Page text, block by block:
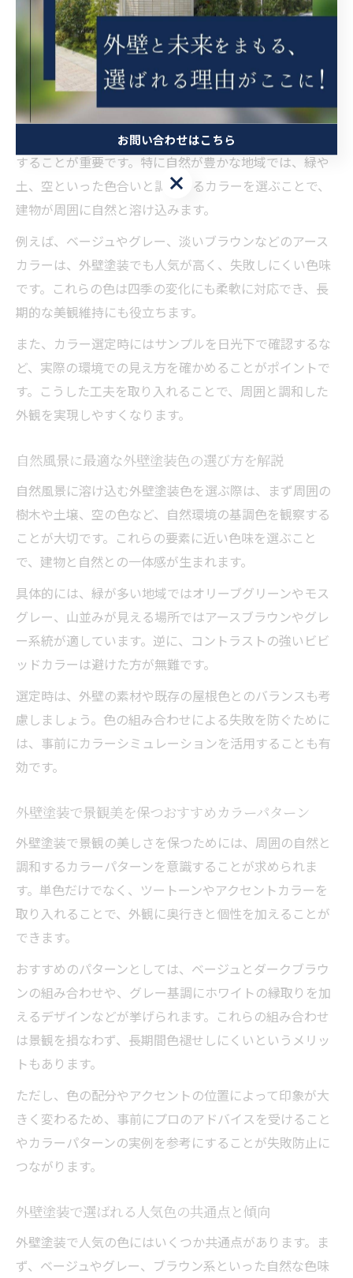
周囲に馴染む外壁塗装はどんな色
が最適か
外壁塗装で周囲に溶け込むカラー選定の極意
外壁塗装で自然風景と美しく調和させるためには、周囲
の環境や建物の素材、光の当たり方などを総合的に考慮
することが重要です。特に自然が豊かな地域では、緑や
土、空といった色合いと調和するカラーを選ぶことで、
建物が周囲に自然と溶け込みます。
例えば、ベージュやグレー、淡いブラウンなどのアース
カラーは、外壁塗装でも人気が高く、失敗しにくい色味
です。これらの色は四季の変化にも柔軟に対応でき、長
期的な美観維持にも役立ちます。
また、カラー選定時にはサンプルを日光下で確認するな
ど、実際の環境での見え方を確かめることがポイントで
す。こうした工夫を取り入れることで、周囲と調和した
外観を実現しやすくなります。
自然風景に最適な外壁塗装色の選び方を解説
自然風景に溶け込む外壁塗装色を選ぶ際は、まず周囲の
樹木や土壌、空の色など、自然環境の基調色を観察する
ことが大切です。これらの要素に近い色味を選ぶこと
で、建物と自然との一体感が生まれます。
具体的には、緑が多い地域ではオリーブグリーンやモス
グレー、山並みが見える場所ではアースブラウンやグレ
ー系統が適しています。逆に、コントラストの強いビビ
ッドカラーは避けた方が無難です。
選定時は、外壁の素材や既存の屋根色とのバランスも考
慮しましょう。色の組み合わせによる失敗を防ぐために
は、事前にカラーシミュレーションを活用することも有
効です。
外壁塗装で景観美を保つおすすめカラーパターン
外壁塗装で景観の美しさを保つためには、周囲の自然と
調和するカラーパターンを意識することが求められま
す。単色だけでなく、ツートーンやアクセントカラーを
取り入れることで、外観に奥行きと個性を加えることが
できます。
おすすめのパターンとしては、ベージュとダークブラウ
ンの組み合わせや、グレー基調にホワイトの縁取りを加
えるデザインなどが挙げられます。これらの組み合わせ
は景観を損なわず、長期間色褪せしにくいというメリッ
トもあります。
ただし、色の配分やアクセントの位置によって印象が大
きく変わるため、事前にプロのアドバイスを受けること
やカラーパターンの実例を参考にすることが失敗防止に
つながります。
外壁塗装で選ばれる人気色の共通点と傾向
外壁塗装で人気の色にはいくつか共通点があります。ま
ず、ベージュやグレー、ブラウン系といった自然な色味
お問い合わせはこちら
お問い合わせはこちら